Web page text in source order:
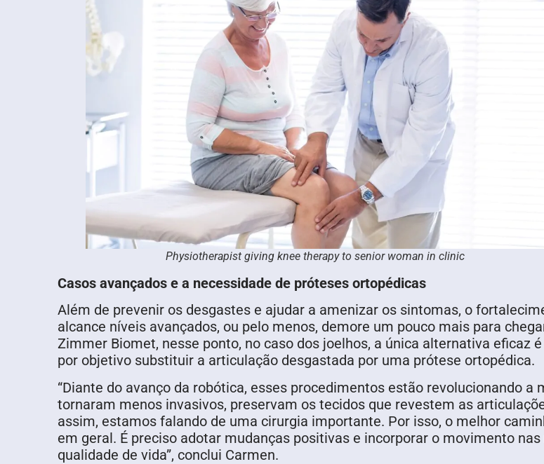
Physiotherapist giving knee therapy to senior woman in clinic
Casos avançados e a necessidade de próteses ortopédicas
Além de prevenir os desgastes e ajudar a amenizar os sintomas, o
alcance níveis avançados, ou pelo menos, demore um pouco mais para
Zimmer Biomet, nesse ponto, no caso dos joelhos, a única alternativa eficaz
por objetivo substituir a articulação desgastada por uma prótese ortopédica.
“Diante do avanço da robótica, esses procedimentos estão revolucionando
tornaram menos invasivos, preservam os tecidos que revestem as
assim, estamos falando de uma cirurgia importante. Por isso, o melhor
em geral. É preciso adotar mudanças positivas e incorporar o movimento
qualidade de vida”, conclui Carmen.